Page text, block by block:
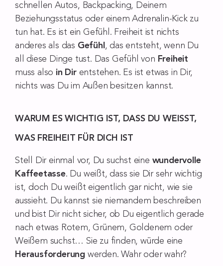
schnellen Autos, Backpacking, Deinem
Beziehungsstatus oder einem Adrenalin-Kick zu
tun hat. Es ist ein Gefühl. Freiheit ist nichts
anderes als das Gefühl , das entsteht, wenn Du
all diese Dinge tust. Das Gefühl von Freiheit
muss also in Direntstehen. Es ist etwas in Dir,
nichts was Du im Außen besitzen kannst.
WARUM ES WICHTIG IST, DASS DU WEISST, W
AS FREIHEIT FÜR DICH IST
Stell Dir einmal vor, Du suchst eine wundervolle
Kaffeetasse. Du weißt, dass sie Dir sehr wichtig
ist, doch Du weißt eigentlich gar nicht, wie sie
aussieht. Du kannst sie niemandem beschreiben
und bist Dir nicht sicher, ob Du eigentlich gerade
nach etwas Rotem, Grünem, Goldenem oder
Weißem suchst… Sie zu finden, würde eine
Herausforderung werden. Wahr oder wahr?